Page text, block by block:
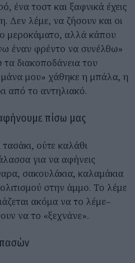
ένα τοστ και ξαφνικά έχεις
Δεν λέμε, να ζήσουν και οι
μεροκάματο, αλλά κάπου
έναν φρέντο να συνέλθω»
διακοποδάνεια του
μου» χάθηκε η μπάλα, η
από το αντηλιακό.
πίσω μας
ούτε καλάθι
για να αφήνεις
σακουλάκια, καλαμάκια
στην άμμο. Το λέμε
ακόμα να το λέμε–
να το «ξεχνάνε».